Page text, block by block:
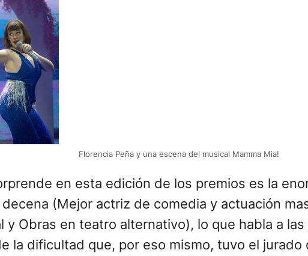
Florencia Peña y una escena del musical Mamma Mia!
en esta edición de los premios es la
(Mejor actriz de comedia y actuación
y Obras en teatro alternativo), lo que habla a
la dificultad que, por eso mismo, tuvo el jurado